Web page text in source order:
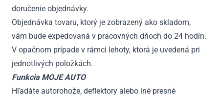
doručenie objednávky.
Objednávka tovaru, ktorý je zobrazený ako skladom,
vám bude expedovaná v pracovných dňoch do 24 hodín.
V opačnom prípade v rámci lehoty, ktorá je uvedená pri
jednotlivých položkách.
Funkcia MOJE AUTO
Hľadáte autorohože, deflektory alebo iné presné